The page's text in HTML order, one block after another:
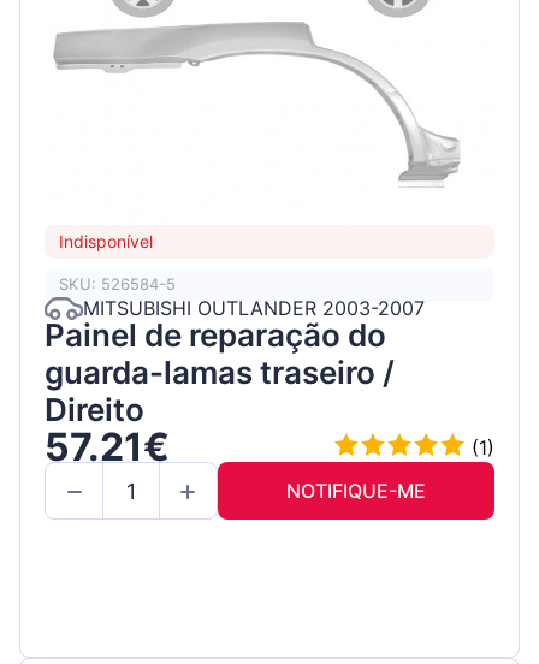
Indisponível
SKU: 526584-5
MITSUBISHI OUTLANDER 2003-2007
Painel de reparação do
guarda-lamas traseiro /
Direito
57.21€
(1)
NOTIFIQUE-ME